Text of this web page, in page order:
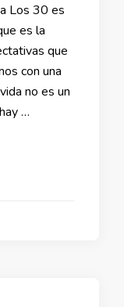
Los 30 es
es la
que
con una
no es un
…